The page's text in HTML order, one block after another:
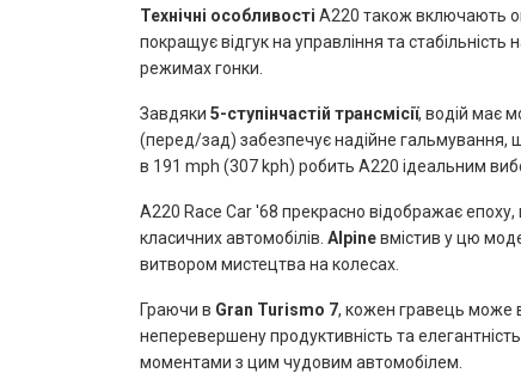
Технічні особливості A220 також включають
покращує відгук на управління та
режимах гонки.
Завдяки 5-ступінчастій трансмісії, водій має
(перед/зад) забезпечує надійне гальмування,
в 191 mph (307 kph) робить A220 ідеальним
A220 Race Car '68 прекрасно відображає
класичних автомобілів. Alpineвмістив у цю
витвором мистецтва на колесах.
Граючи в Gran Turismo 7, кожен гравець може
неперевершену продуктивність та
моментами з цим чудовим автомобілем.